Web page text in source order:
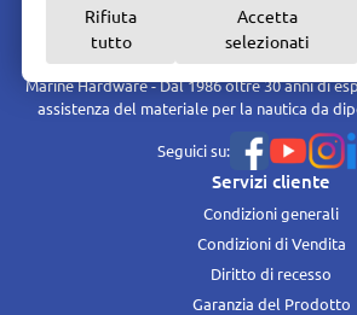
Rifiuta
tutto
Accetta
selezionati
Marine Hardware - Dal 1986 oltre 30 anni di esperienza nella vendita e
assistenza del materiale per la nautica da
Seguici su:
Servizi cliente
Condizioni generali
Condizioni di Vendita
Diritto di recesso
Garanzia del Prodotto